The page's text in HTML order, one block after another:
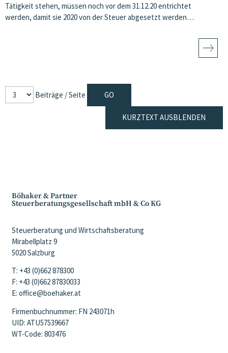
Tätigkeit stehen, müssen noch vor dem 31.12.20 entrichtet
werden, damit sie 2020 von der Steuer abgesetzt werden…
Beiträge / Seite
KURZTEXT AUSBLENDEN
Böhaker & Partner
Steuerberatungsgesellschaft mbH & Co KG
Steuerberatung und Wirtschaftsberatung
Mirabellplatz 9
5020 Salzburg
T: +43 (0)662 878300
F: +43 (0)662 87830033
E: office@boehaker.at
Firmenbuchnummer: FN 243071h
UID: ATU57539667
WT-Code: 803476